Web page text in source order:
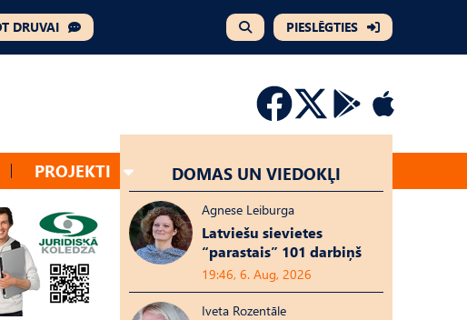
DRUVAI PIESLĒGTIES
PROJEKTI DOMAS UN VIEDOKĻI
Agnese Leiburga
Latviešu sievietes
“parastais” 101 darbiņš
19:46, 6. Aug, 2026
Iveta Rozentāle